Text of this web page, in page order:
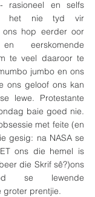
rasioneel en selfs
het nie tyd vir
ons hop eerder oor
eerskomende
te veel daaroor te
jumbo en ons
ons geloof ons kan
lewe. Protestante
baie goed nie.
met feite (en
gesig: na NASA se
ons die hemel is
die Skrif sê?)ons
se lewende
groter prentjie.